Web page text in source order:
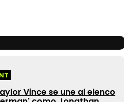
Vince se une al elenco